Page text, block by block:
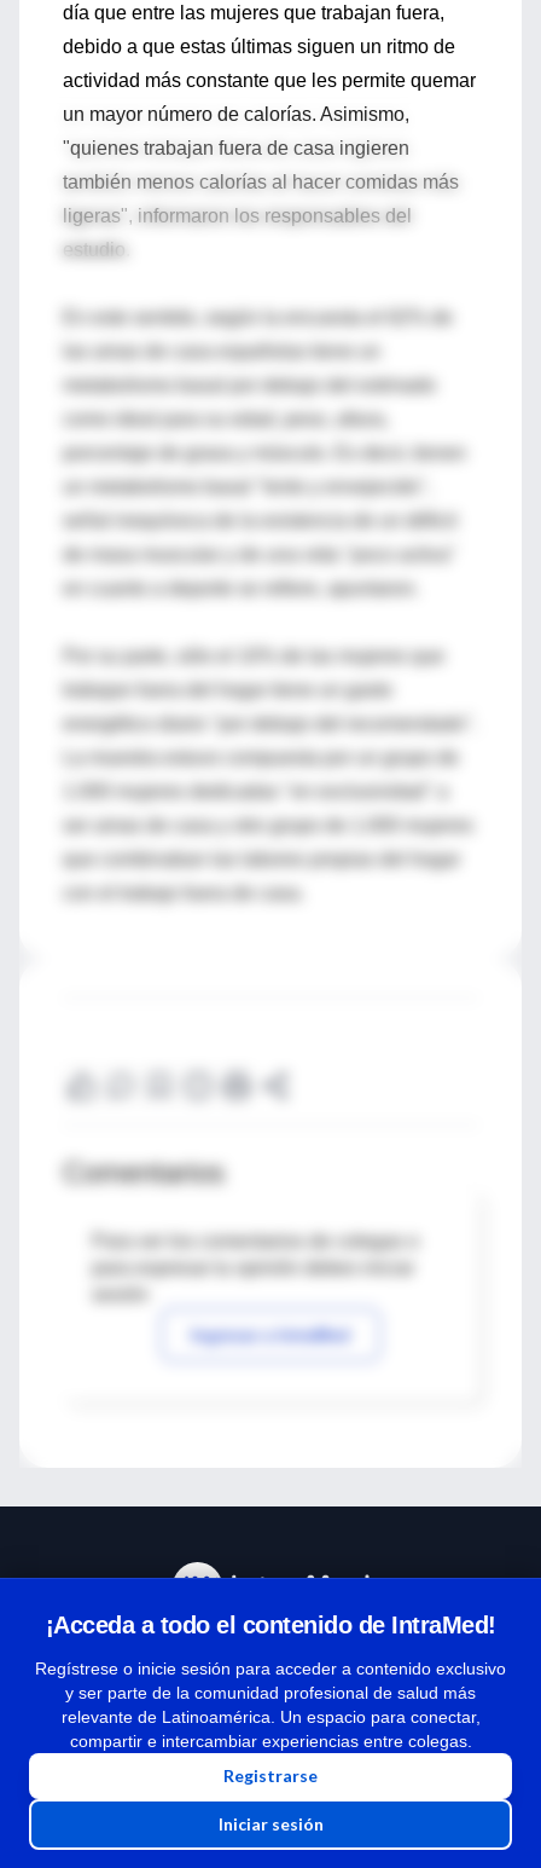
día que entre las mujeres que trabajan fuera,
debido a que estas últimas siguen un ritmo de
actividad más constante que les permite quemar
un mayor número de calorías. Asimismo,
"quienes trabajan fuera de casa ingieren
también menos calorías al hacer comidas más
ligeras", informaron los responsables del
estudio.
En este sentido, según la encuesta el 62% de
las amas de casa españolas tiene un
porcentaje de grasa y músculo. Es decir, tienen
en cuanto a deporte se refiere, apuntaron.
trabajan fuera del hogar tiene un gasto
energético diario "por debajo del recomendado".
La muestra estuvo compuesta por un grupo de
ser amas de casa y otro grupo de 1.000 mujeres
que combinaban las labores propias del hogar
Comentarios
Para ver los comentarios de colegas o
Ingresar a IntraMed
¡Acceda a todo el contenido de IntraMed!
Regístrese o inicie sesión para acceder a contenido exclusivo
y ser parte de la comunidad profesional de salud más
relevante de Latinoamérica. Un espacio para conectar,
compartir e intercambiar experiencias entre colegas.
Registrarse
Iniciar sesión
Términos y condiciones
| Políticas de privacidad
| Todos los derechos reservados | Copyright 1997-2026